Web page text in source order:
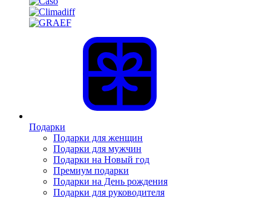
Подарки
Подарки для женщин
Подарки для мужчин
Подарки на Новый год
Премиум подарки
Подарки на День рождения
Подарки для руководителя